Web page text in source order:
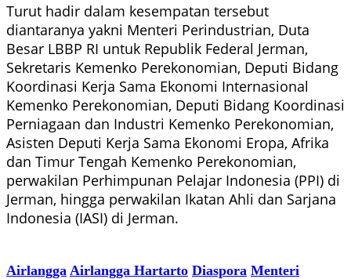
Turut hadir dalam kesempatan tersebut
diantaranya yakni Menteri Perindustrian, Duta
Besar LBBP RI untuk Republik Federal Jerman,
Sekretaris Kemenko Perekonomian, Deputi Bidang
Koordinasi Kerja Sama Ekonomi Internasional
Kemenko Perekonomian, Deputi Bidang Koordinasi
Perniagaan dan Industri Kemenko Perekonomian,
Asisten Deputi Kerja Sama Ekonomi Eropa, Afrika
dan Timur Tengah Kemenko Perekonomian,
perwakilan Perhimpunan Pelajar Indonesia (PPI) di
Jerman, hingga perwakilan Ikatan Ahli dan Sarjana
Indonesia (IASI) di Jerman.
Airlangga Airlangga Hartarto Diaspora Menteri